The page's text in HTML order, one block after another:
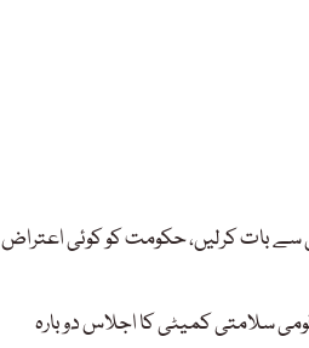
سے بات کرلیں، حکومت کو کوئی اعتراض
سلامتی کمیٹی کا اجلاس دوبارہ